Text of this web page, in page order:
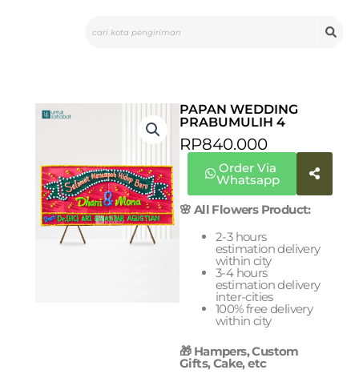
PAPAN WEDDING
PRABUMULIH 4
RP840.000
Order Via
Whatsapp
🌸 All Flowers Product:
2-3 hours
estimation delivery
within city
3-4 hours
estimation delivery
inter-cities
100% free delivery
within city
🎁 Hampers, Custom
Gifts, Cake, etc